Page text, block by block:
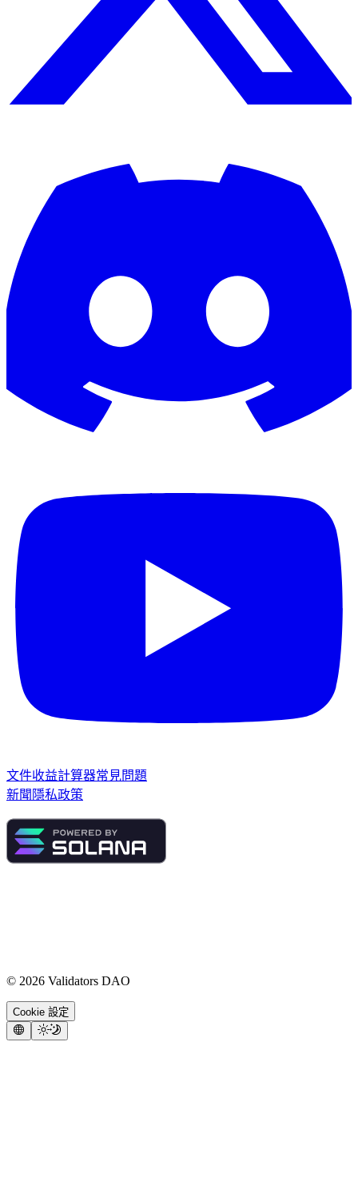
文件收益計算器常見問題
新聞 隱私政策
© 2026 Validators DAO
Cookie 設定